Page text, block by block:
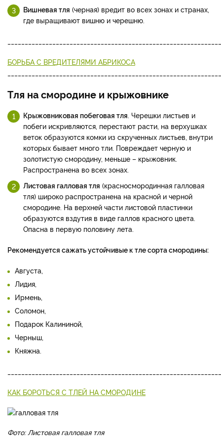
Вишневая тля (черная) вредит во всех зонах и странах,
где выращивают вишню и черешню.
БОРЬБА С ВРЕДИТЕЛЯМИ АБРИКОСА
Тля на смородине и крыжовнике
Крыжовниковая побеговая тля . Черешки листьев и
побеги искривляются, перестают расти, на верхушках
веток образуются комки из скрученных листьев, внутри
которых бывает много тли. Повреждает черную и
золотистую смородину, меньше – крыжовник.
Распространена во всех зонах.
Листовая галловая тля (красносмородинная галловая
тля) широко распространена на красной и черной
смородине. На верхней части листовой пластинки
образуются вздутия в виде галлов красного цвета.
Опасна в первую половину лета.
Рекомендуется сажать устойчивые к тле сорта смородины:
Августа,
Лидия,
Ирмень,
Соломон,
Подарок Калининой,
Черныш,
Княжна.
КАК БОРОТЬСЯ С ТЛЕЙ НА СМОРОДИНЕ
Фото: Листовая галловая тля